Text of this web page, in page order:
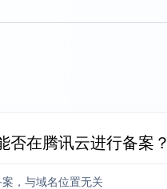
否在腾讯云进行备案？
，与域名位置无关